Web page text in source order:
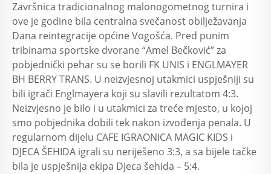
Završnica tradicionalnog malonogometnog turnira i
ove je godine bila centralna svečanost obilježavanja
Dana reintegracije općine Vogošća. Pred punim
tribinama sportske dvorane “Amel Bečković” za
pobjednički pehar su se borili FK UNIS i ENGLMAYER
BH BERRY TRANS. U neizvjesnoj utakmici uspješniji su
bili igrači Englmayera koji su slavili rezultatom 4:3.
Neizvjesno je bilo i u utakmici za treće mjesto, u kojoj
smo pobjednika dobili tek nakon izvođenja penala. U
regularnom dijelu CAFE IGRAONICA MAGIC KIDS i
DJECA ŠEHIDA igrali su neriješeno 3:3, a sa bijele tačke
bila je uspješnija ekipa Djeca šehida – 5:4.